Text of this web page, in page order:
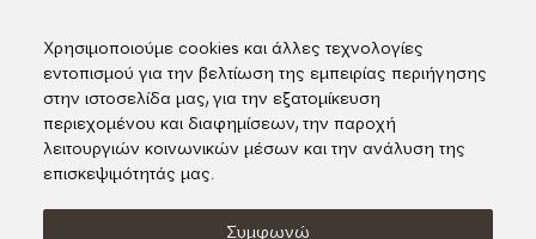
Χρησιμοποιούμε cookies και άλλες τεχνολογίες
εντοπισμού για την βελτίωση της εμπειρίας περιήγησης
στην ιστοσελίδα μας, για την εξατομίκευση
περιεχομένου και διαφημίσεων, την παροχή
λειτουργιών κοινωνικών μέσων και την ανάλυση της
επισκεψιμότητάς μας.
Συμφωνώ
Κομψό σπειροειδές δαχτυλίδι
σε κίτρινο χρυσό με διαμάντι
1.135,00€
Κοντά σκουλαρίκια σε σχήμα
περόνης σε χρυσό
845,00€